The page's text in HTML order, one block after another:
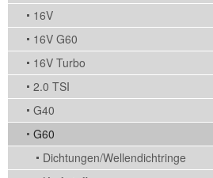
16V
16V G60
16V Turbo
2.0 TSI
G40
G60
Dichtungen/Wellendichtringe